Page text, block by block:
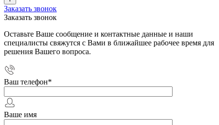
Заказать звонок
Заказать звонок
Оставьте Ваше сообщение и контактные данные и наши
специалисты свяжутся с Вами в ближайшее рабочее время для
решения Вашего вопроса.
Ваш телефон*
Ваше имя